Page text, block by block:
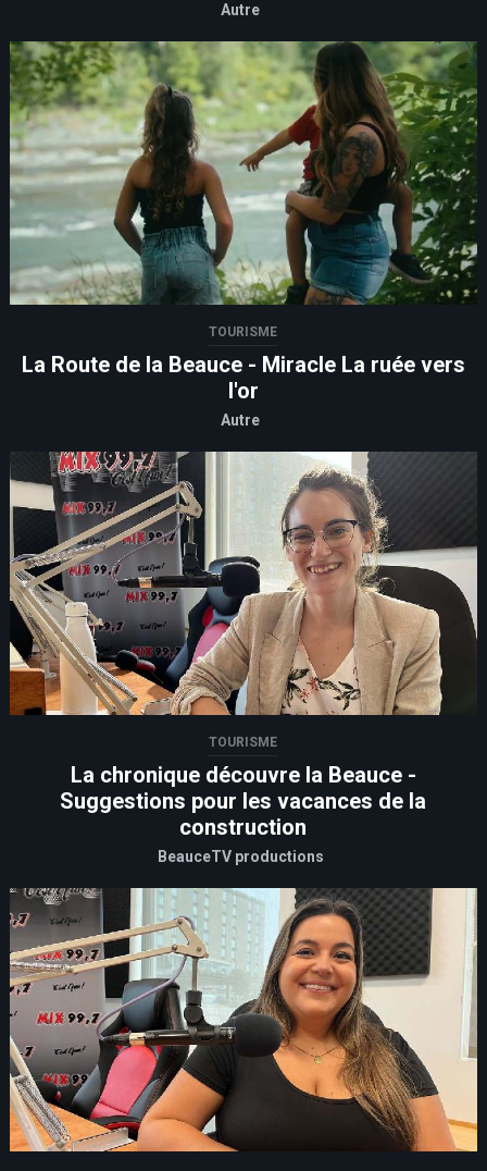
Autre
TOURISME
La Route de la Beauce - Miracle La ruée vers
l'or
Autre
TOURISME
La chronique découvre la Beauce -
Suggestions pour les vacances de la
construction
BeauceTV productions